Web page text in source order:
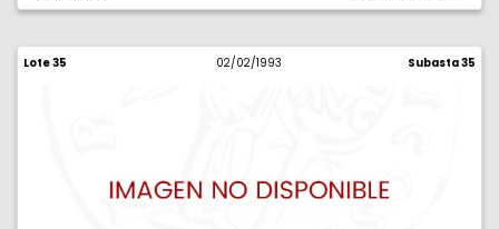
Lote 35 02/02/1993 Subasta 35